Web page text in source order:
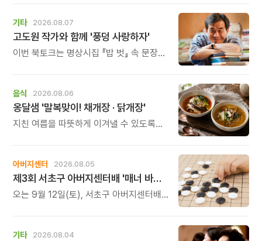
기타 2026.08.07
고도원 작가와 함께 '풍덩 사랑하자'
이번 북토크는 명상시집 『밥 벗』 속 문장을
음식 2026.08.06
옹달샘 '말복맞이! 채개장 · 닭개장'
지친 여름을 따뜻하게 이겨낼 수 있도록
아버지센터 2026.08.05
제3회 서초구 아버지센터배 '매너 바둑왕' 대회
오는 9월 12일(토), 서초구 아버지센터배
기타 2026.08.04